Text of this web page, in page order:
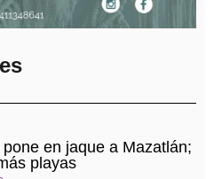
en jaque a Mazatlán;
playas